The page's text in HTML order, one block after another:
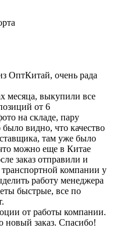
ОптКитай, очень рада
месяца, выкупили все
от 6
на складе, пару
видно, что качество
там уже было
можно еще в Китае
заказ отправили и
транспортной компании у
работу менеджера
быстрые, все по
от работы компании.
новый заказ. Спасибо!